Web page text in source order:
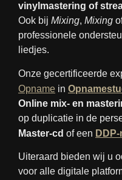
vinylmastering of
Ook bij Mixing, Mixing
professionele
liedjes.
Onze gecertificeerde
Opname in
Online mix- en
op duplicatie in de
Master-cd of een
Uiteraard bieden wij u
voor alle digitale